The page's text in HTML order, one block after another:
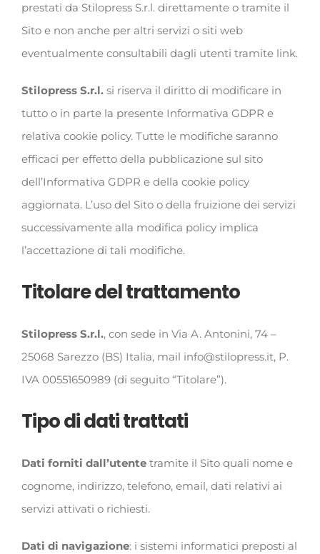
prestati da Stilopress S.r.l. direttamente o tramite il
Sito e non anche per altri servizi o siti web
eventualmente consultabili dagli utenti tramite link.
Stilopress S.r.l. si riserva il diritto di modificare in
tutto o in parte la presente Informativa GDPR e
relativa cookie policy. Tutte le modifiche saranno
efficaci per effetto della pubblicazione sul sito
dell’Informativa GDPR e della cookie policy
aggiornata. L’uso del Sito o della fruizione dei servizi
successivamente alla modifica policy implica
l’accettazione di tali modifiche.
Titolare del trattamento
Stilopress S.r.l., con sede in Via A. Antonini, 74 –
25068 Sarezzo (BS) Italia, mail info@stilopress.it, P.
IVA 00551650989 (di seguito “Titolare”).
Tipo di dati trattati
Dati forniti dall’utente tramite il Sito quali nome e
cognome, indirizzo, telefono, email, dati relativi ai
servizi attivati o richiesti.
Dati di navigazione: i sistemi informatici preposti al